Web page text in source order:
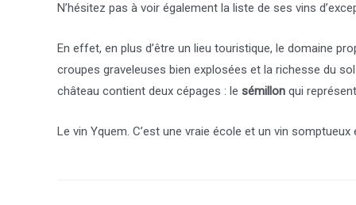
N’hésitez pas à voir également la liste de ses vins
En effet, en plus d’être un lieu touristique, le domaine
croupes graveleuses bien explosées et la richesse du
château contient deux cépages : le sémillon qui
Le vin Yquem. C’est une vraie école et un vin